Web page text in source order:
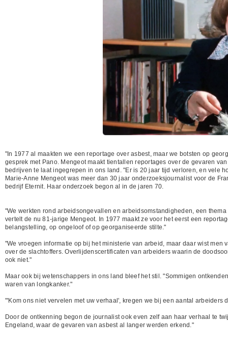
"In 1977 al maakten we een reportage over asbest, maar we botsten op
gesprek met Pano. Mengeot maakt tientallen reportages over de gevaren
bedrijven te laat ingegrepen in ons land. "Er is 20 jaar tijd verloren, en vele
Marie-Anne Mengeot was meer dan 30 jaar onderzoeksjournalist voor de
bedrijf Eternit. Haar onderzoek begon al in de jaren 70.
"We werkten rond arbeidsongevallen en arbeidsomstandigheden, een
vertelt de nu 81-jarige Mengeot. In 1977 maakt ze voor het eerst een
belangstelling, op ongeloof of op georganiseerde stilte."
"We vroegen informatie op bij het ministerie van arbeid, maar daar wist
over de slachtoffers. Overlijdenscertificaten van arbeiders waarin de
ook niet."
Maar ook bij wetenschappers in ons land bleef het stil. "Sommigen
waren van longkanker."
"'Kom ons niet vervelen met uw verhaal', kregen we bij een aantal
Door de ontkenning begon de journalist ook even zelf aan haar verhaal te
Engeland, waar de gevaren van asbest al langer werden erkend."